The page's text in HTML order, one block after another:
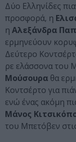
Δύο Ελληνίδες
προσφορά, η
η Αλεξάνδρα
ερμηνεύουν
Δεύτερο
ρε ελάσσονα του
Μούσουρα θα
Κοντσέρτο για
ενώ ένας ακόμη
Μάνος
του Μπετόβεν